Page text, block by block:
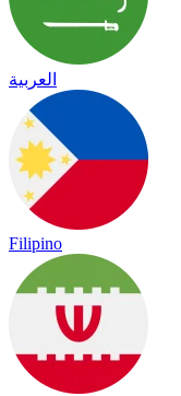
العربية
Filipino